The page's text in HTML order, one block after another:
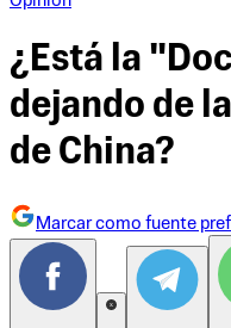
¿Está la
dejando de
de China?
Marcar como fuente